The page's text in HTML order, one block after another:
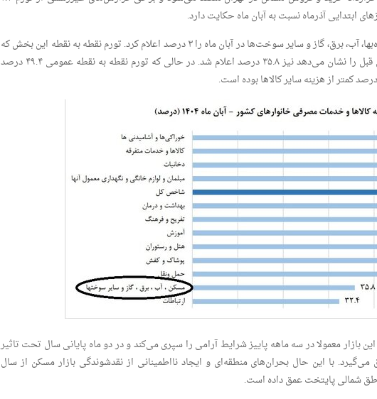
ابتدایی آذرماه نسبت به آبان ماه حکایت دارد.
مرکز آمار نیز تورم ماهانه مسکن، اجاره‌بها، آب، برق، گاز و سایر سوخت‌ها در آبان ماه را ۳ درصد اعلام کرد. تورم نقطه به نقطه این بخش که
تفاوت قیمت نسبت به ماه مشابه سال قبل را نشان می‌دهد نیز ۳۵.۸ درصد اعلام شد. در حالی که تورم نقطه به نقطه عمومی ۴۹.۴ درصد
بازار معمولا در سه ماهه پاییز شرایط آرامی را سپری می‌کند و در دو ماه پایانی سال تحت تاثیر
می‌گیرد. با این حال بحران‌های منطقه‌ای و ایجاد نااطمینانی از نقدشوندگی بازار مسکن از سال
شمالی پایتخت عمق داده است.